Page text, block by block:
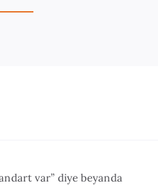
var” diye beyanda